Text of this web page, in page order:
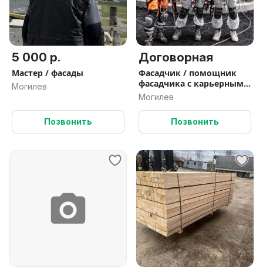
5 000 р.
Мастер / фасады
Могилев
Позвонить
Договорная
Фасадчик / помощник
фасадчика с карьерным
ростом
Могилев
Позвонить